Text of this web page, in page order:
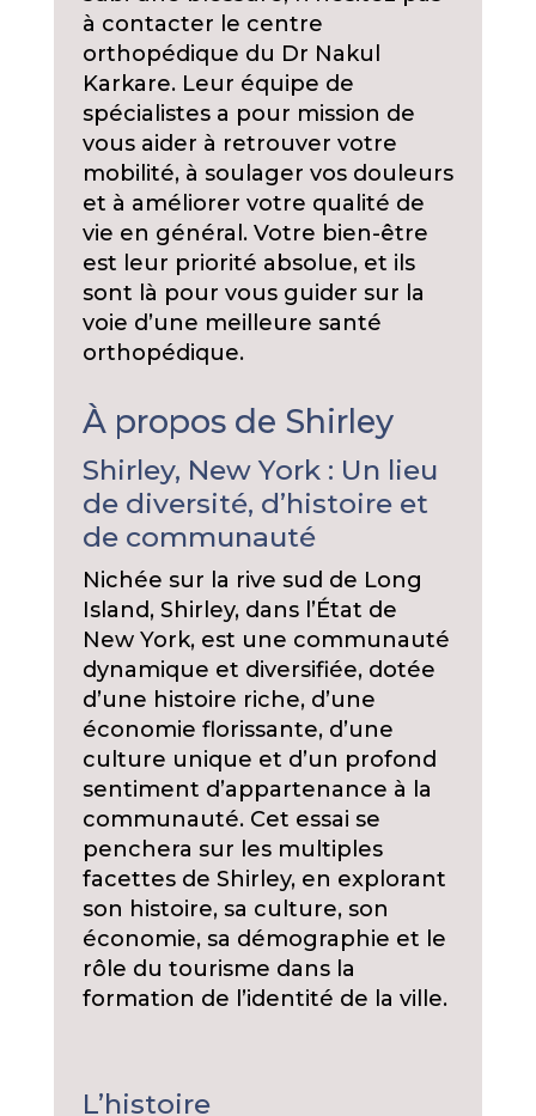
à contacter le centre
orthopédique du Dr Nakul
Karkare. Leur équipe de
spécialistes a pour mission de
vous aider à retrouver votre
mobilité, à soulager vos douleurs
et à améliorer votre qualité de
vie en général. Votre bien-être
est leur priorité absolue, et ils
sont là pour vous guider sur la
voie d’une meilleure santé
orthopédique.
À propos de Shirley
Shirley, New York : Un lieu
de diversité, d’histoire et
de communauté
Nichée sur la rive sud de Long
Island, Shirley, dans l’État de
New York, est une communauté
dynamique et diversifiée, dotée
d’une histoire riche, d’une
économie florissante, d’une
culture unique et d’un profond
sentiment d’appartenance à la
communauté. Cet essai se
penchera sur les multiples
facettes de Shirley, en explorant
son histoire, sa culture, son
économie, sa démographie et le
rôle du tourisme dans la
formation de l’identité de la ville.
L’histoire